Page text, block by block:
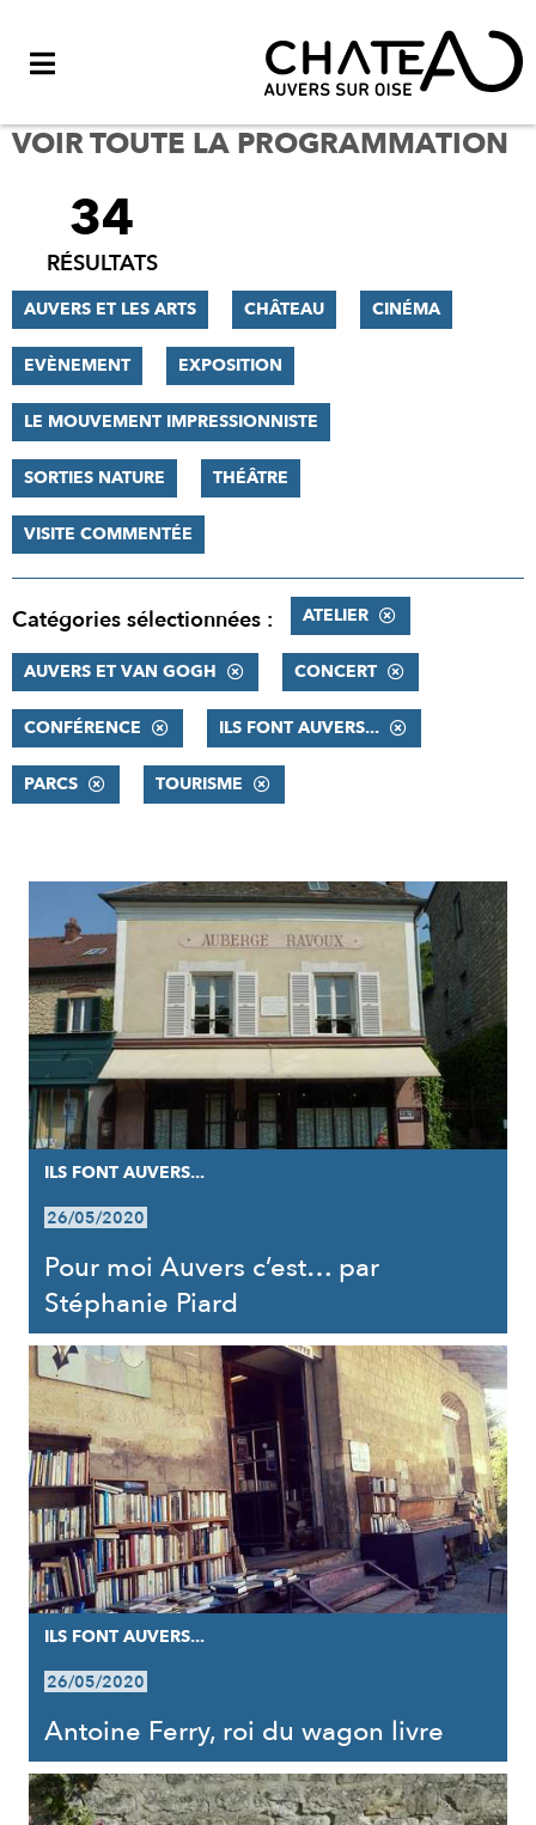
VOIR TOUTE LA PROGRAMMATION
FILTRER
RÉSULTATS
34
RÉSULTATS
AUVERS ET LES ARTS CHÂTEAU CINÉMA
EVÈNEMENT EXPOSITION
LE MOUVEMENT IMPRESSIONNISTE
SORTIES NATURE THÉÂTRE
VISITE COMMENTÉE
Catégories sélectionnées : ATELIER
AUVERS ET VAN GOGH CONCERT
CONFÉRENCE ILS FONT AUVERS...
PARCS TOURISME
RÉSULTATS
ILS FONT AUVERS...
26/05/2020
Pour moi Auvers c’est… par
Stéphanie Piard
ILS FONT AUVERS...
26/05/2020
Antoine Ferry, roi du wagon livre